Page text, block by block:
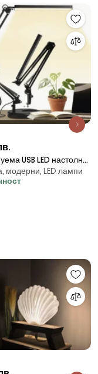
USB LED настолна
3 цвята и 10 нива
модерни, LED лампи